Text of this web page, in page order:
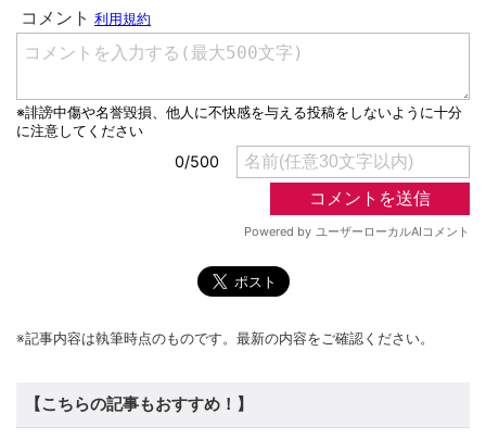
※記事内容は執筆時点のものです。最新の内容をご確認ください。
【こちらの記事もおすすめ！】